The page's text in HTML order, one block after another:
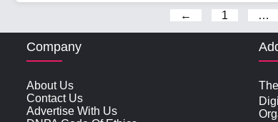
← 1 …
Company
About Us
Contact Us
Advertise With Us